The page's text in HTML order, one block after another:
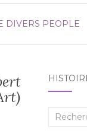
DIVERS PEOPLE